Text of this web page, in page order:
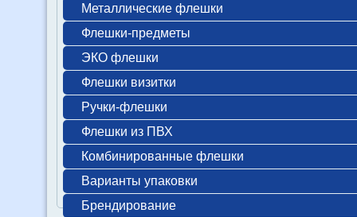
Металлические флешки
Флешки-предметы
ЭКО флешки
Флешки визитки
Ручки-флешки
Флешки из ПВХ
Комбинированные флешки
Варианты упаковки
Брендирование